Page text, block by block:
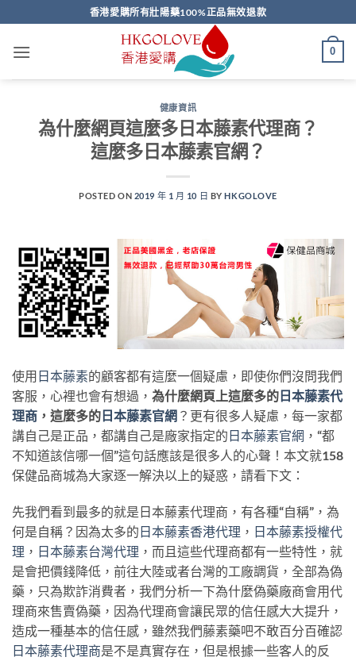
to
content
香港愛購所有壯陽藥100%正品無效退款
0
健康資訊
為什麼網頁這麼多日本藤素代理商？
這麼多日本藤素官網？
POSTED ON 2019 年 1 月 10 日 BYHKGOLOVE
使用日本藤素的顧客都有這麼一個疑慮，即使你們沒問我們
客服，心裡也會有想過， 為什麼網頁上這麼多的日本藤素代
理商 ，這麼多的日本藤素官網 ？更有很多人疑慮，每一家都
講自己是正品，都講自己是廠家指定的日本藤素官網 ，“都
不知道該信哪一個”這句話應該是很多人的心聲！本文就158
保健品商城為大家逐一解決以上的疑惑，請看下文：
先我們看到最多的就是日本藤素代理商，有各種“自稱”，為
何是自稱？因為太多的日本藤素香港代理 ， 日本藤素授權代
理 ， 日本藤素台灣代理 ，而且這些代理商都有一些特性，就
是會把價錢降低，前往大陸或者台灣的工廠調貨，全部為偽
藥，只為欺詐消費者，我們分析一下為什麼偽藥廠商會用代
理商來售賣偽藥，因為代理商會讓民眾的信任感大大提升，
造成一種基本的信任感，雖然我們藤素藥吧不敢百分百確認
日本藤素代理商是不是真實存在，但是根據一些客人的反